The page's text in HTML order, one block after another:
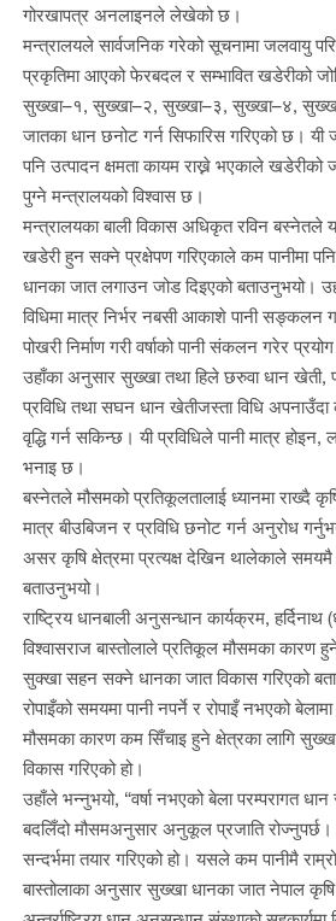
गोरखापत्र अनलाइनले लेखेको छ।
मन्त्रालयले सार्वजनिक गरेको सूचनामा जलवायु
प्रकृतिमा आएको फेरबदल र सम्भावित खडेरीको
सुख्खा–१, सुख्खा–२, सुख्खा–३, सुख्खा–४,
जातका धान छनोट गर्न सिफारिस गरिएको छ। यी
पनि उत्पादन क्षमता कायम राख्ने भएकाले खडेरीको
पुग्ने मन्त्रालयको विश्वास छ।
मन्त्रालयका बाली विकास अधिकृत रविन बस्नेतले
खडेरी हुन सक्ने प्रक्षेपण गरिएकाले कम पानीमा
धानका जात लगाउन जोड दिइएको बताउनुभयो।
विधिमा मात्र निर्भर नबसी आकाशे पानी सङ्कलन
पोखरी निर्माण गरी वर्षाको पानी संकलन गरेर
उहाँका अनुसार सुख्खा तथा हिले छरुवा धान खेती,
प्रविधि तथा सघन धान खेतीजस्ता विधि अपनाउँदा
वृद्धि गर्न सकिन्छ। यी प्रविधिले पानी मात्र
भनाइ छ।
बस्नेतले मौसमको प्रतिकूलतालाई ध्यानमा राख्दै
मात्र बीउबिजन र प्रविधि छनोट गर्न अनुरोध
असर कृषि क्षेत्रमा प्रत्यक्ष देखिन थालेकाले समयमै
बताउनुभयो।
राष्ट्रिय धानबाली अनुसन्धान कार्यक्रम, हर्दिनाथ
विश्वासराज बास्तोलाले प्रतिकूल मौसमका कारण
सुक्खा सहन सक्ने धानका जात विकास गरिएको
रोपाइँको समयमा पानी नपर्ने र रोपाइँ नभएको
मौसमका कारण कम सिँचाइ हुने क्षेत्रका लागि
विकास गरिएको हो।
उहाँले भन्नुभयो, “वर्षा नभएको बेला परम्परागत
बदलिँदो मौसमअनुसार अनुकूल प्रजाति
सन्दर्भमा तयार गरिएको हो। यसले कम पानीमै
बास्तोलाका अनुसार सुख्खा धानका जात नेपाल